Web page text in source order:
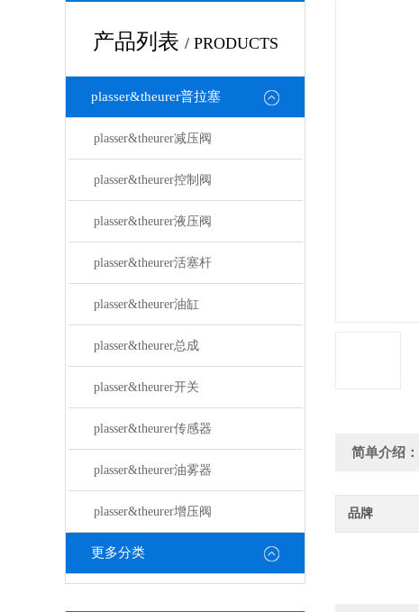
产品列表 / PRODUCTS
plasser&theurer普拉塞
plasser&theurer减压阀
plasser&theurer控制阀
plasser&theurer液压阀
plasser&theurer活塞杆
plasser&theurer油缸
plasser&theurer总成
plasser&theurer开关
plasser&theurer传感器
plasser&theurer油雾器
plasser&theurer增压阀
更多分类
简单介绍：
品牌